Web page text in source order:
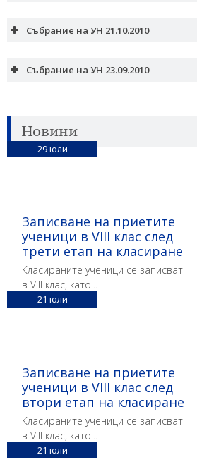
ремонти на стойност
Други дискутирани от
Униформите
Събрание на УН 21.10.2010
Събрание на УН 23.09.2010
Новини
29юли
Записване на приетите
ученици в VIII клас след
трети етап на класиране
Класираните ученици се записват
в VIII клас, като...
21 юли
Записване на приетите
ученици в VIII клас след
втори етап на класиране
Класираните ученици се записват
в VIII клас, като...
21 юли